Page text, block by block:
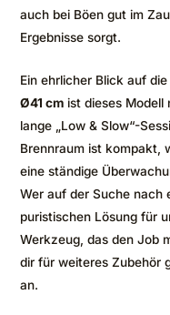
auch bei Böen gut im
Ergebnisse sorgt.
Ein ehrlicher Blick auf
Ø41 cm ist dieses Modell
lange „Low & Slow“-
Brennraum ist kompakt,
eine ständige
Wer auf der Suche nach
puristischen Lösung für
Werkzeug, das den Job
dir für weiteres Zubehör
an.